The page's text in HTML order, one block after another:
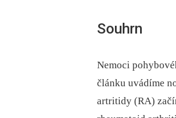
Souhrn
Nemoci
článku uvádíme
artritidy (RA)